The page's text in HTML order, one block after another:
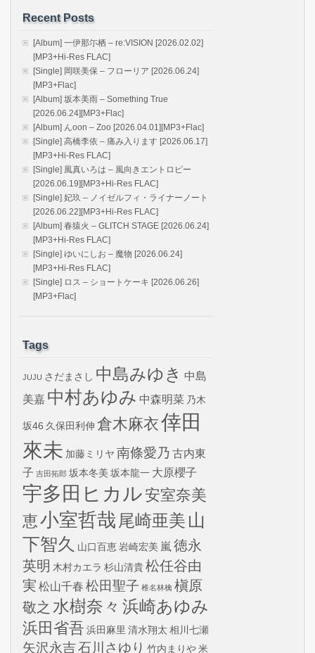
Recent Posts
[Album] 一伊那尓栖 – re:VISION [2026.02.02]
[MP3+Hi-Res FLAC]
[Single] 岡咲美保 – フローリア [2026.06.24]
[MP3+Flac]
[Album] 坂本美雨 – Something True
[2026.06.24][MP3+Flac]
[Album] んoon – Zoo [2026.04.01][MP3+Flac]
[Single] 高橋李依 – 痛み入ります [2026.06.17]
[MP3+Hi-Res FLAC]
[Single] 風真いろは – 風向きエントロピー
[2026.06.19][MP3+Hi-Res FLAC]
[Single] 妃玖 – ノイゼルフィ・ライナーノート
[2026.06.22][MP3+Hi-Res FLAC]
[Album] 春猿火 – GLITCH STAGE [2026.06.24]
[MP3+Hi-Res FLAC]
[Single] ゆいにしお – 魔物 [2026.06.24]
[MP3+Hi-Res FLAC]
[Single] ロス – ショートケーキ [2026.06.26]
[MP3+Flac]
Tags
JUJU さだまさし 中島みゆき 中島
美嘉 中村あゆみ 中森明菜 乃木
坂46 久保田利伸 倉木麻衣倖田
來未 加藤ミリヤ 南條愛乃 古内東
子 吉田拓郎 坂本冬美 坂本龍一 大原櫻子
宇多田ヒカル安室奈美
恵小室哲哉 尾崎亜美 山
下智久 山口百恵岩崎宏美 嵐 徳永
英明 木村カエラ 杉山清貴松任谷由
実 松山千春 松田聖子 椎名林檎 槇原
敬之 水樹奈々 浜崎あゆみ
浜田省吾 浜田麻里 清水翔太 相川七瀬
矢沢永吉石川さゆり 竹内まりや米